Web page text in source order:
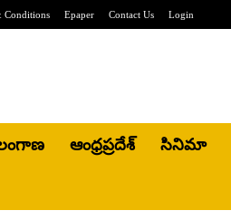
Conditions Epaper Contact Us Login
ఆంధ్రప్రదేశ్ సినిమా